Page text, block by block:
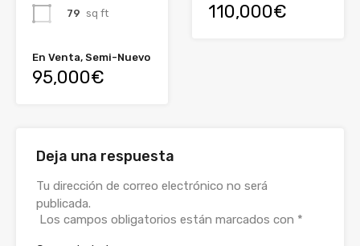
79 sq ft
En Venta, Semi-Nuevo
95,000€
110,000€
Deja una respuesta
Tu dirección de correo electrónico no será
publicada.
Los campos obligatorios están marcados con *